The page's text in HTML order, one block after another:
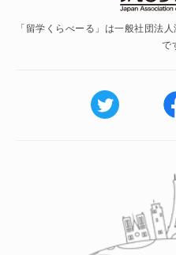
「留学くらべーる」は一般社団法
で